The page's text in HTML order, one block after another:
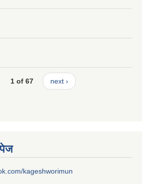
1 of 67 next ›
kageshworimun